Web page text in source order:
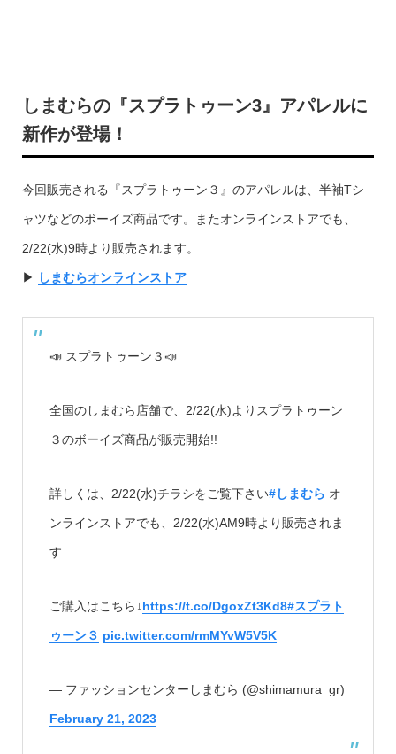
しまむらの『スプラトゥーン3』アパレルに
新作が登場！
今回販売される『スプラトゥーン３』のアパレルは、半袖Tシ
ャツなどのボーイズ商品です。またオンラインストアでも、
2/22(水)9時より販売されます。
▶︎ しまむらオンラインストア
📣 スプラトゥーン３📣
全国のしまむら店舗で、2/22(水)よりスプラトゥーン
３のボーイズ商品が販売開始!!
詳しくは、2/22(水)チラシをご覧下さい#しまむら オ
ンラインストアでも、2/22(水)AM9時より販売されま
す
ご購入はこちら↓https://t.co/DgoxZt3Kd8#スプラト
ゥーン３ pic.twitter.com/rmMYvW5V5K
— ファッションセンターしまむら (@shimamura_gr)
February 21, 2023